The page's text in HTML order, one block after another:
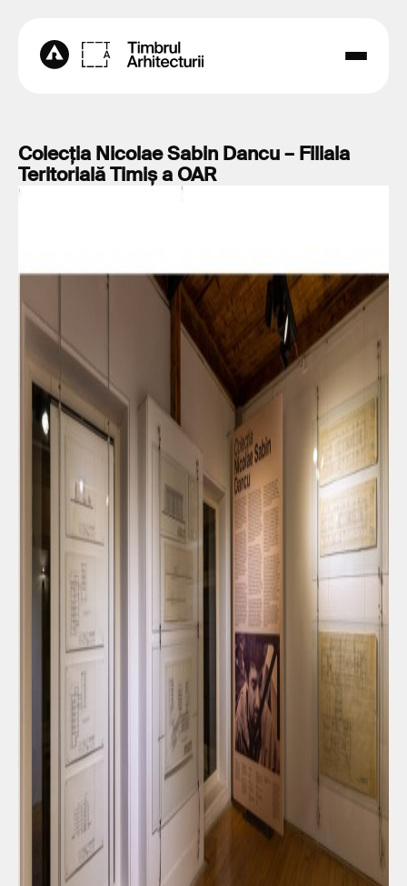
Colecția Nicolae Sabin Dancu – Filiala
Teritorială Timiș a OAR